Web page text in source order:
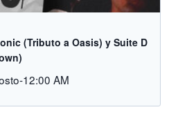
(Tributo a Oasis) y Suite D
12:00 AM